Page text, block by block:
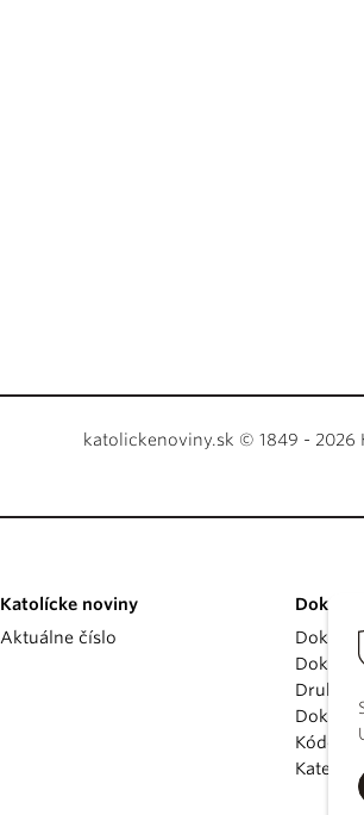
katolickenoviny.sk © 1849 - 2026
Katolícke noviny
Aktuálne číslo
Druhý
Kódex